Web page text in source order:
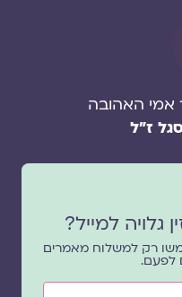
האהובה
ז"ל
למייל?
רק למשלוח מאמרים